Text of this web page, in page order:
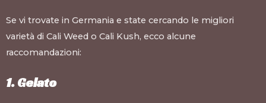
Se vi trovate in Germania e state cercando le migliori
varietà di Cali Weed o Cali Kush, ecco alcune
raccomandazioni:
1. Gelato